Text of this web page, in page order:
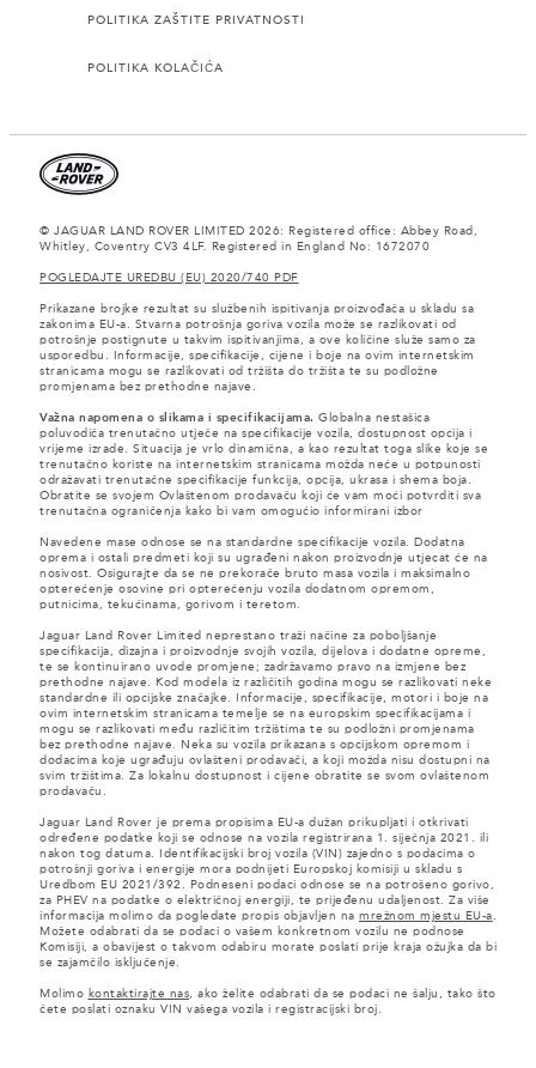
POLITIKA ZAŠTITE PRIVATNOSTI
POLITIKA KOLAČIĆA
© JAGUAR LAND ROVER LIMITED 2026: Registered office: Abbey Road,
Whitley, Coventry CV3 4LF. Registered in England No: 1672070
POGLEDAJTE UREDBU (EU) 2020/740 PDF
Prikazane brojke rezultat su službenih ispitivanja proizvođača u skladu sa
zakonima EU-a. Stvarna potrošnja goriva vozila može se razlikovati od
potrošnje postignute u takvim ispitivanjima, a ove količine služe samo za
usporedbu. Informacije, specifikacije, cijene i boje na ovim internetskim
stranicama mogu se razlikovati od tržišta do tržišta te su podložne
promjenama bez prethodne najave.
Važna napomena o slikama i specifikacijama. Globalna nestašica
poluvodiča trenutačno utječe na specifikacije vozila, dostupnost opcija i
vrijeme izrade. Situacija je vrlo dinamična, a kao rezultat toga slike koje se
trenutačno koriste na internetskim stranicama možda neće u potpunosti
odražavati trenutačne specifikacije funkcija, opcija, ukrasa i shema boja.
Obratite se svojem Ovlaštenom prodavaču koji će vam moći potvrditi sva
trenutačna ograničenja kako bi vam omogućio informirani izbor
Navedene mase odnose se na standardne specifikacije vozila. Dodatna
oprema i ostali predmeti koji su ugrađeni nakon proizvodnje utjecat će na
nosivost. Osigurajte da se ne prekorače bruto masa vozila i maksimalno
opterećenje osovine pri opterećenju vozila dodatnom opremom,
putnicima, tekućinama, gorivom i teretom.
Jaguar Land Rover Limited neprestano traži načine za poboljšanje
specifikacija, dizajna i proizvodnje svojih vozila, dijelova i dodatne opreme,
te se kontinuirano uvode promjene; zadržavamo pravo na izmjene bez
prethodne najave. Kod modela iz različitih godina mogu se razlikovati neke
standardne ili opcijske značajke. Informacije, specifikacije, motori i boje na
ovim internetskim stranicama temelje se na europskim specifikacijama i
mogu se razlikovati među različitim tržištima te su podložni promjenama
bez prethodne najave. Neka su vozila prikazana s opcijskom opremom i
dodacima koje ugrađuju ovlašteni prodavači, a koji možda nisu dostupni na
svim tržištima. Za lokalnu dostupnost i cijene obratite se svom ovlaštenom
prodavaču.
Jaguar Land Rover je prema propisima EU-a dužan prikupljati i otkrivati
određene podatke koji se odnose na vozila registrirana 1. siječnja 2021. ili
nakon tog datuma. Identifikacijski broj vozila (VIN) zajedno s podacima o
potrošnji goriva i energije mora podnijeti Europskoj komisiji u skladu s
Uredbom EU 2021/392. Podneseni podaci odnose se na potrošeno gorivo,
za PHEV na podatke o električnoj energiji, te prijeđenu udaljenost. Za više
informacija molimo da pogledate propis objavljen na mrežnom mjestu EU-a .
Možete odabrati da se podaci o vašem konkretnom vozilu ne podnose
Komisiji, a obavijest o takvom odabiru morate poslati prije kraja ožujka da bi
se zajamčilo isključenje.
Molimo kontaktirajte nas, ako želite odabrati da se podaci ne šalju, tako što
ćete poslati oznaku VIN vašega vozila i registracijski broj.